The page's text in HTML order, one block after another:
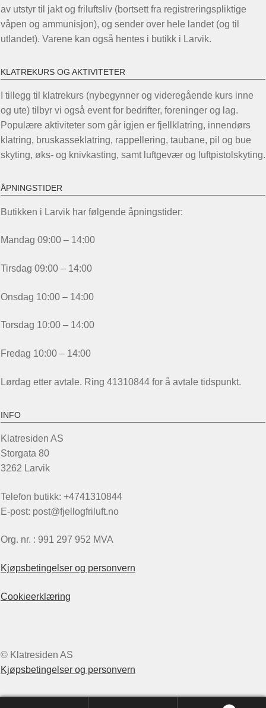
av utstyr til jakt og friluftsliv (bortsett fra registreringspliktige
våpen og ammunisjon), og sender over hele landet (og til
utlandet). Varene kan også hentes i butikk i Larvik.
KLATREKURS OG AKTIVITETER
I tillegg til klatrekurs (nybegynner og videregående kurs inne
og ute) tilbyr vi også event for bedrifter, foreninger og lag.
Populære aktiviteter som går igjen er fjellklatring, innendørs
klatring, bruskasseklatring, rappellering, taubane, pil og bue
skyting, øks- og knivkasting, samt luftgevær og luftpistolskyting.
ÅPNINGSTIDER
Butikken i Larvik har følgende åpningstider:
Mandag 09:00 – 14:00
Tirsdag 09:00 – 14:00
Onsdag 10:00 – 14:00
Torsdag 10:00 – 14:00
Fredag 10:00 – 14:00
Lørdag etter avtale. Ring 41310844 for å avtale tidspunkt.
INFO
Klatresiden AS
Storgata 80
3262 Larvik
Telefon butikk: +4741310844
E-post: post@fjellogfriluft.no
Org. nr. : 991 297 952 MVA
Kjøpsbetingelser og personvern
Cookieerklæring
© Klatresiden AS
Kjøpsbetingelser og personvern